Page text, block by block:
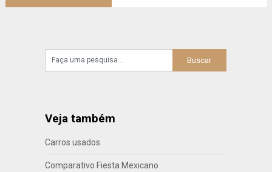
Veja também
Carros usados
Comparativo Fiesta Mexicano